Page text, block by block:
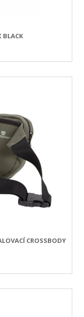
BLACK
CROSSBODY